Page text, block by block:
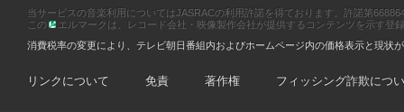
当サービスの音楽利用についてはJASRACの利用許諾を得ております。許諾第
この
エルマークは、レコード会社・映像製作会社が提供するコンテンツを示す登
消費税率の変更により、テレビ朝日番組内およびホームページ内の価格表示と現状
リンクについて 免責 著作権 フィッシング詐欺につ